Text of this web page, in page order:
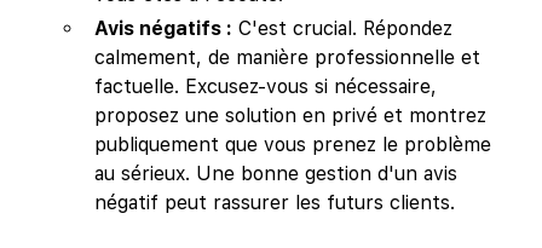
Avis négatifs : C'est crucial. Répondez
calmement, de manière professionnelle et
factuelle. Excusez-vous si nécessaire,
proposez une solution en privé et montrez
publiquement que vous prenez le problème
au sérieux. Une bonne gestion d'un avis
négatif peut rassurer les futurs clients.